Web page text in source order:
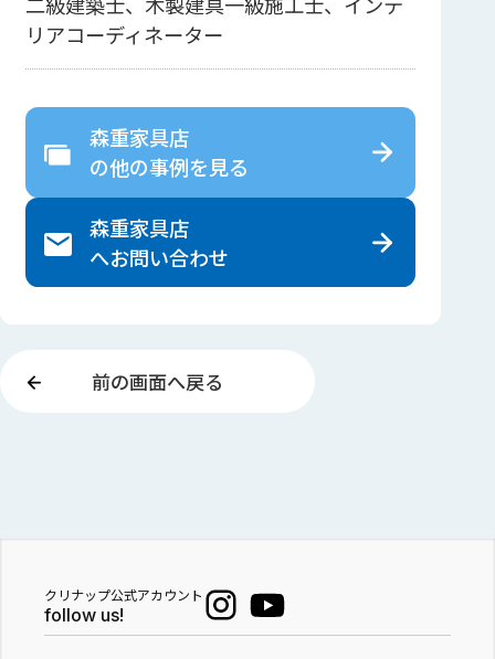
リアコーディネーター
森重家具店
の他の事例を見る
森重家具店
へお問い合わせ
前の画面へ戻る
クリナップ公式アカウント
follow us!